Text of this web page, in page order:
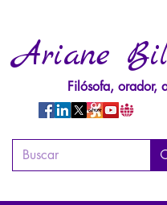
Ariane
Filósofa, orador,